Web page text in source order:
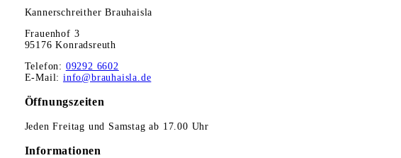
Kannerschreither Brauhaisla
Frauenhof 3
95176 Konradsreuth
Telefon: 09292 6602
E-Mail: info@brauhaisla.de
Öffnungszeiten
Jeden Freitag und Samstag ab 17.00 Uhr
Informationen